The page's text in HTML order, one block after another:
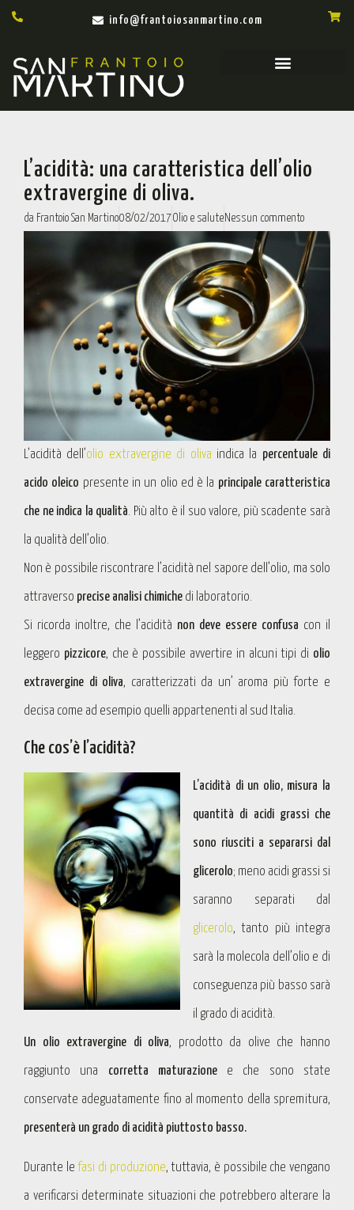
info@frantoiosanmartino.com
L’acidità: una caratteristica dell’olio
extravergine di oliva.
da Frantoio San Martino08/02/2017Olio e saluteNessun commento
L’acidità dell’olio extravergine di oliva indica la percentuale di
acido oleico presente in un olio ed è la principale caratteristica
che ne indica la qualità. Più alto è il suo valore, più scadente sarà
la qualità dell’olio.
Non è possibile riscontrare l’acidità nel sapore dell’olio, ma solo
attraverso precise analisi chimiche di laboratorio.
Si ricorda inoltre, che l’acidità non deve essere confusa con il
leggero pizzicore, che è possibile avvertire in alcuni tipi di olio
extravergine di oliva, caratterizzati da un’ aroma più forte e
decisa come ad esempio quelli appartenenti al sud Italia.
Che cos’è l’acidità?
L’acidità di un olio, misura la
quantità di acidi grassi che
sono riusciti a separarsi dal
glicerolo; meno acidi grassi si
saranno separati dal
glicerolo, tanto più integra
sarà la molecola dell’olio e di
conseguenza più basso sarà
il grado di acidità.
Un olio extravergine di oliva, prodotto da olive che hanno
raggiunto una corretta maturazionee che sono state
conservate adeguatamente fino al momento della spremitura,
presenterà un grado di acidità piuttosto basso.
Durante lefasi di produzione, tuttavia, è possibile che vengano
a verificarsi determinate situazioni che potrebbero alterare la